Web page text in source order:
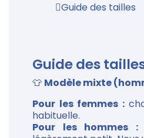
Guide des tailles
Guide des
👕 Modèle mixte
Pour les femmes :
habituelle.
Pour les hommes :